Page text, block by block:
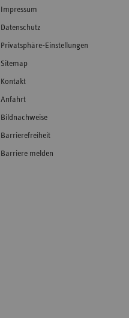
Impressum
Datenschutz
Privatsphäre-Einstellungen
Sitemap
Kontakt
Anfahrt
Bildnachweise
Barrierefreiheit
Barriere melden